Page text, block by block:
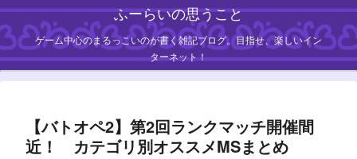
ふーらいの思うこと
ゲーム中心のまるっこいのが書く雑記ブログ。目指せ、楽しいイン
ターネット！
【バトオペ2】第2回ランクマッチ開催間
近！ カテゴリ別オススメMSまとめ